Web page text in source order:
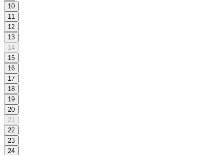
10
11
12
13
14
15
16
17
18
19
20
21
22
23
24